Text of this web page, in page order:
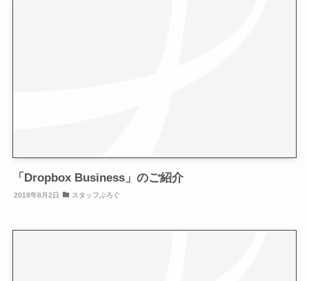
「Dropbox Business」のご紹介
2018年8月2日 スタッフぶろぐ